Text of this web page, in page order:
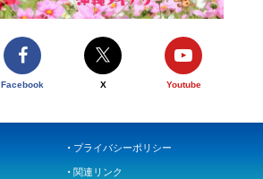
Facebook X Youtube
プライバシーポリシー
関連リンク